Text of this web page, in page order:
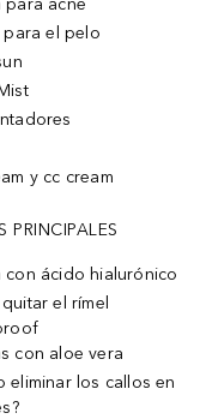
para acne
para el pelo
y cc cream
PRINCIPALES
con ácido hialurónico
el rímel
con aloe vera
eliminar los callos en